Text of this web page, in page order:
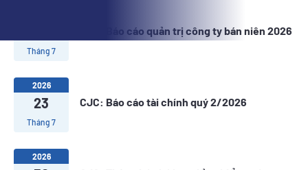
Tháng 7
CJC: Báo cáo quản trị công ty bán niên 2026
2026
23
Tháng 7
CJC: Báo cáo tài chính quý 2/2026
2026